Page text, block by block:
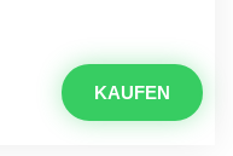
KAUFEN